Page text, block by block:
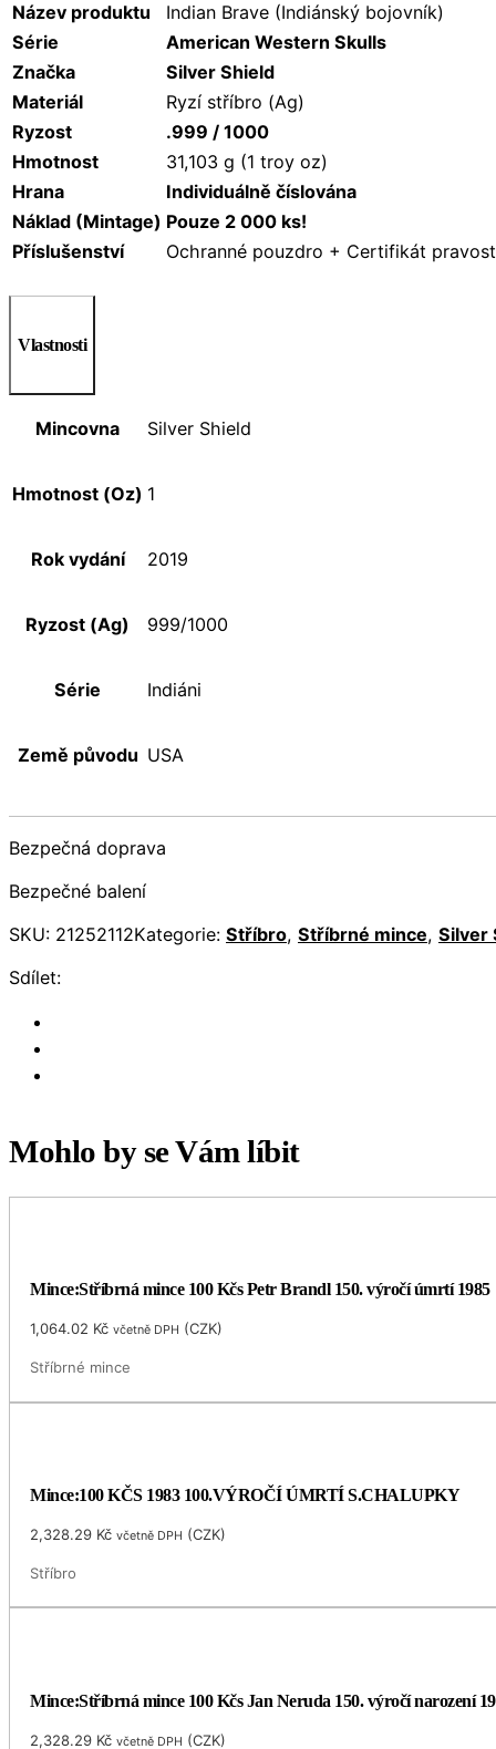
Název produktu
Indian Brave (Indiánský bojovník)
Série
American Western Skulls
Značka
Silver Shield
Materiál
Ryzí stříbro (Ag)
Ryzost
.999 / 1000
Hmotnost
31,103 g (1 troy oz)
Hrana
Individuálně číslována
Náklad (Mintage) Pouze 2 000 ks!
Příslušenství
Ochranné pouzdro + Certifikát
Vlastnosti
Mincovna Silver Shield
Hmotnost (Oz) 1
Rok vydání 2019
Ryzost (Ag) 999/1000
Série Indiáni
Země původu USA
Bezpečná doprava
Bezpečné balení
SKU: 21252112Kategorie: Stříbro, Stříbrné mince, Silver
Sdílet:
Mohlo by se Vám líbit
Mince:Stříbrná mince 100 Kčs Petr Brandl 150. výročí úmrtí 1985
1,064.02 Kč včetně DPH (CZK)
Stříbrné mince
Mince:100 KČS 1983 100.VÝROČÍ ÚMRTÍ S.CHALUPKY
2,328.29 Kč včetně DPH (CZK)
Stříbro
Mince:Stříbrná mince 100 Kčs Jan Neruda 150. výročí narození
2,328.29 Kč včetně DPH (CZK)